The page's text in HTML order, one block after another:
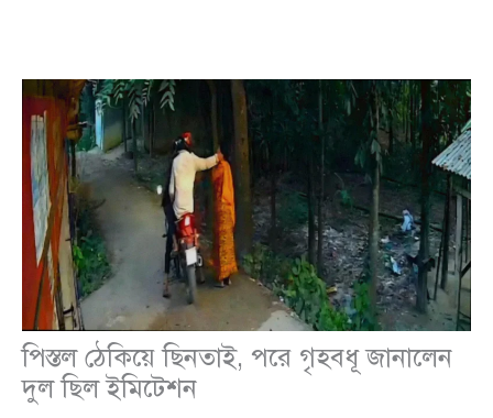
পিস্তল ঠেকিয়ে ছিনতাই, পরে গৃহবধূ জানালেন
দুল ছিল ইমিটেশন